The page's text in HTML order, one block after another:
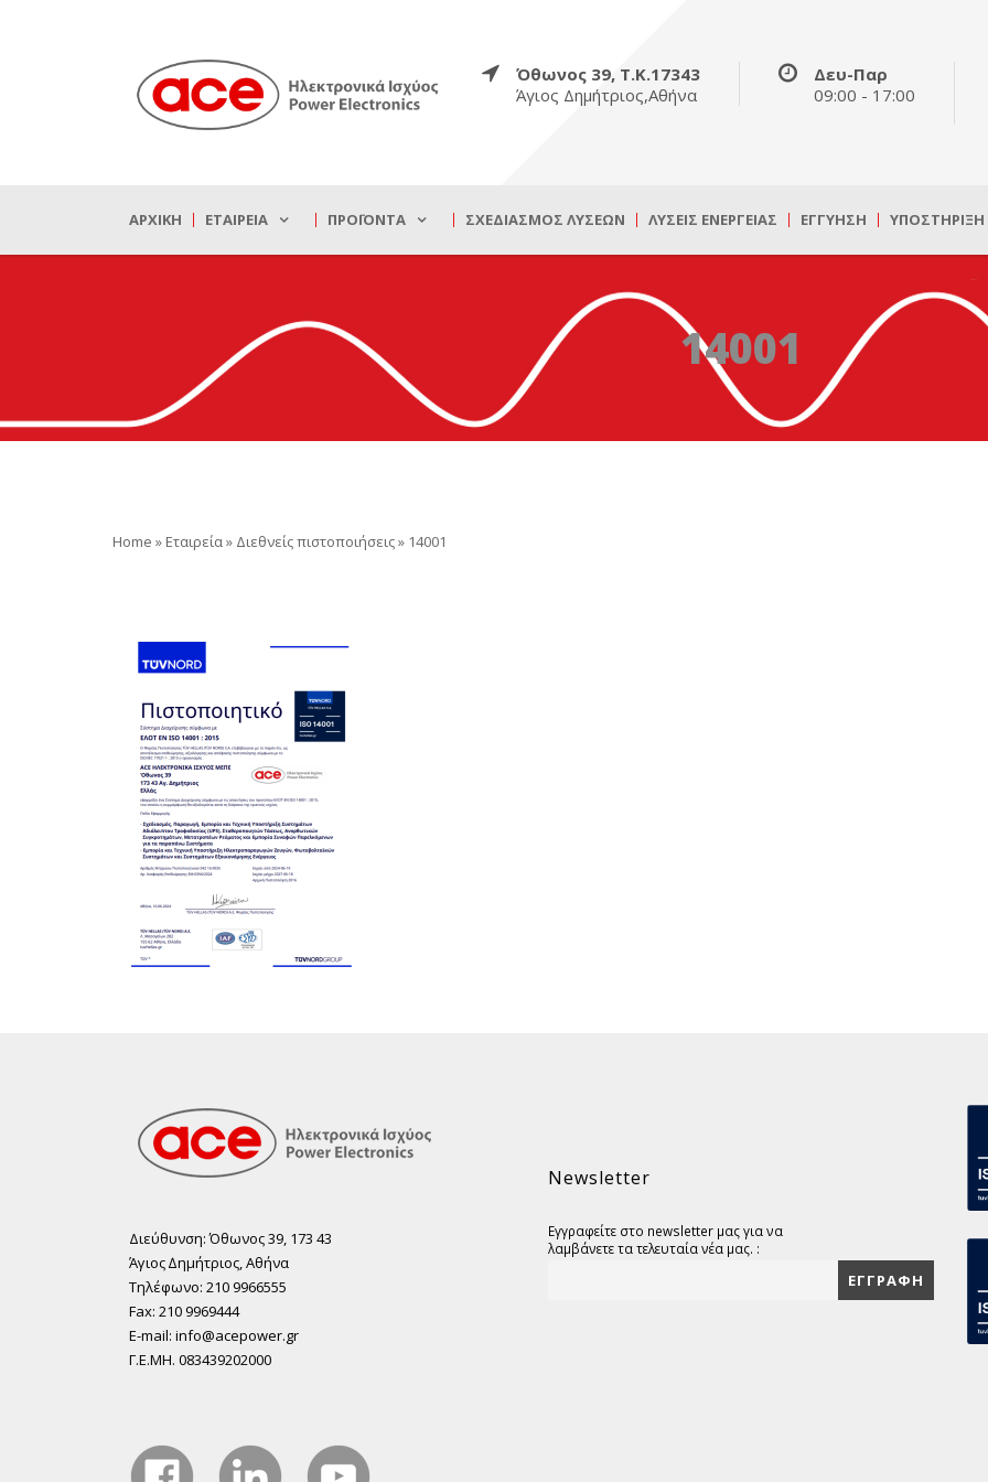
Όθωνος 39, Τ.Κ.17343
Άγιος Δημήτριος,Αθήνα
Δευ-Παρ
09:00 - 17:00
ΑΡΧΙΚΉ ΕΤΑΙΡΕΊΑ ΠΡΟΪΌΝΤΑ ΣΧΕΔΙΑΣΜΌΣ ΛΎΣΕΩΝ ΛΎΣΕΙΣ ΕΝΈΡΓΕΙΑΣ ΕΓΓΎΗΣΗ ΥΠΟΣΤΉΡΙΞΗ
14001
Home » Εταιρεία» Διεθνείς πιστοποιήσεις» 14001
Διεύθυνση: Όθωνος 39, 173 43
Άγιος ∆ηµήτριος, Αθήνα
Τηλέφωνο: 210 9966555
Fax: 210 9969444
E-mail: info@acepower.gr
Γ.Ε.ΜΗ. 083439202000
Newsletter
Εγγραφείτε στο newsletter μας για να
λαμβάνετε τα τελευταία νέα μας. :